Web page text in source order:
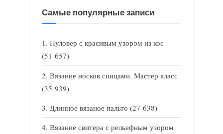
Самые популярные записи
Пуловер с красивым узором из кос
(51 657)
Вязание носков спицами. Мастер класс
(35 939)
Длинное вязаное пальто (27 638)
Вязание свитера с рельефным узором